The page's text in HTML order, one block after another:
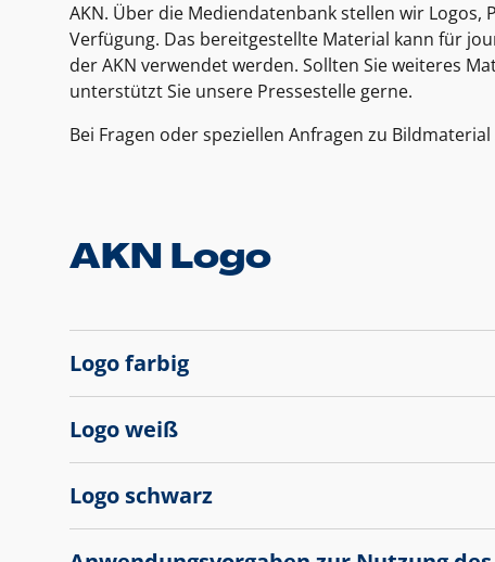
AKN. Über die Mediendatenbank stellen wir
Verfügung. Das bereitgestellte Material kann für
der AKN verwendet werden. Sollten Sie weiteres
unterstützt Sie unsere Pressestelle gerne.
Bei Fragen oder speziellen Anfragen zu
AKN Logo
Logo farbig
Logo weiß
Logo schwarz